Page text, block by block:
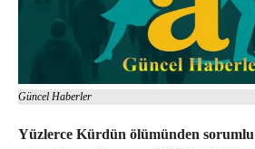
Güncel Haberler
Yüzlerce Kürdün ölümünden